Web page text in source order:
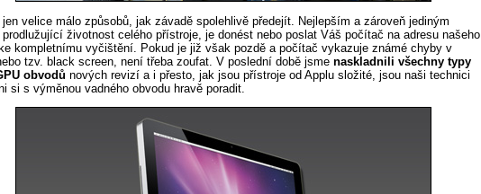
velice málo způsobů, jak závadě spolehlivě předejít. Nejlepším a zároveň jediným
životnost celého přístroje, je donést nebo poslat Váš počítač na adresu našeho
kompletnímu vyčištění. Pokud je již však pozdě a počítač vykazuje známé chyby v
tzv. black screen, není třeba zoufat. V poslední době jsme naskladnili všechny typy
obvodů nových revizí a i přesto, jak jsou přístroje od Applu složité, jsou naši technici
si s výměnou vadného obvodu hravě poradit.